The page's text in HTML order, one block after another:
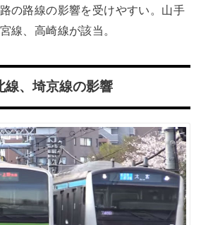
の路線の影響を受けやすい。山手
線、高崎線が該当。
線、埼京線の影響